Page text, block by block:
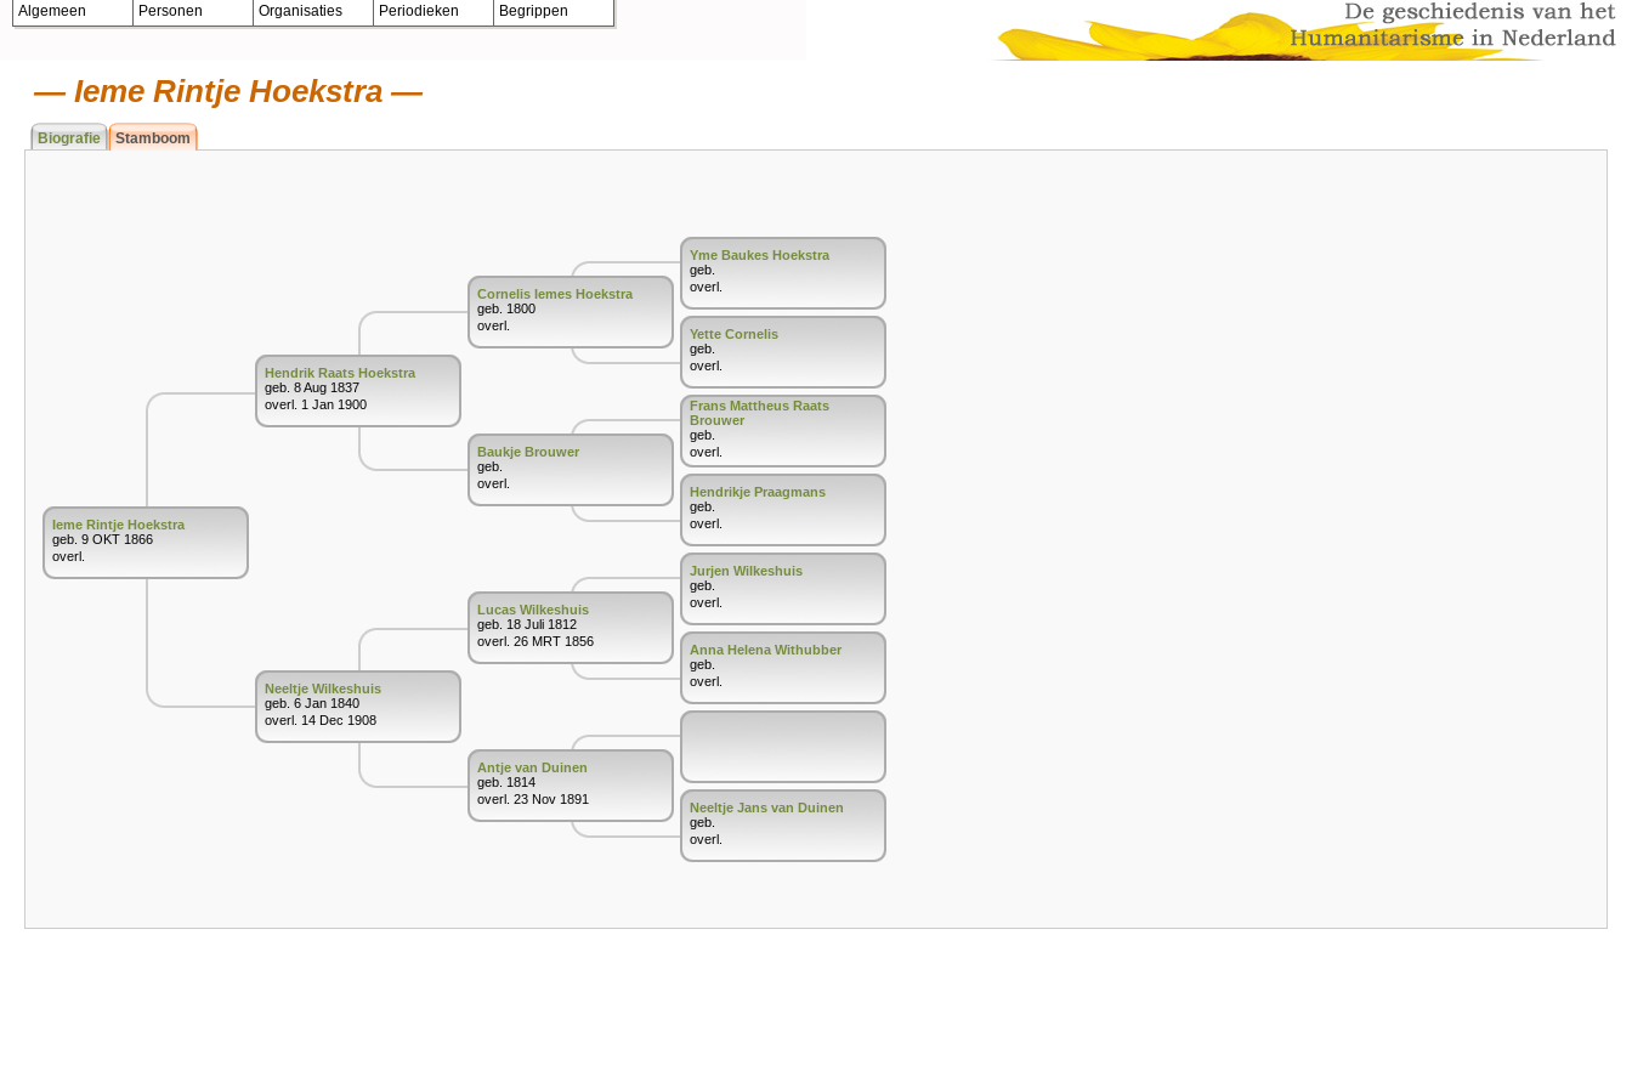
Algemeen Personen Organisaties Periodieken Begrippen
Ieme Rintje Hoekstra
Biografie Stamboom
Ieme Rintje Hoekstra
geb. 9 OKT 1866
overl.
Hendrik Raats Hoekstra
geb. 8 Aug 1837
overl. 1 Jan 1900
Neeltje Wilkeshuis
geb. 6 Jan 1840
overl. 14 Dec 1908
Cornelis Iemes Hoekstra
geb. 1800
overl.
Baukje Brouwer
geb.
overl.
Lucas Wilkeshuis
geb. 18 Juli 1812
overl. 26 MRT 1856
Antje van Duinen
geb. 1814
overl. 23 Nov 1891
Yme Baukes Hoekstra
geb.
overl.
Yette Cornelis
geb.
overl.
Frans Mattheus Raats
Brouwer
geb.
overl.
Hendrikje Praagmans
geb.
overl.
Jurjen Wilkeshuis
geb.
overl.
Anna Helena Withubber
geb.
overl.
Neeltje Jans van Duinen
geb.
overl.